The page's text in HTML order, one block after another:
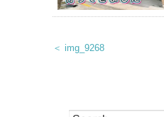
＜ img_9268